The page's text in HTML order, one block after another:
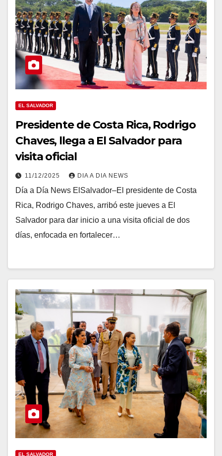
EL SALVADOR
Presidente de Costa Rica, Rodrigo
Chaves, llega a El Salvador para
visita oficial
11/12/2025 DIA A DIA NEWS
Día a Día News ElSalvador–El presidente de Costa
Rica, Rodrigo Chaves, arribó este jueves a El
Salvador para dar inicio a una visita oficial de dos
días, enfocada en fortalecer…
EL SALVADOR